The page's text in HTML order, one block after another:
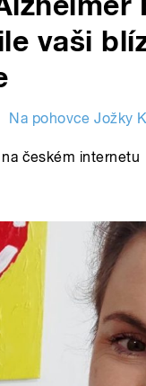
vaši
Na pohovce Jožky
českém internetu